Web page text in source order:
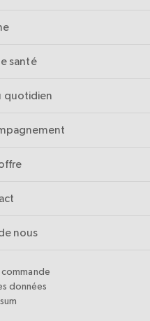
santé
quotidien
nous
données